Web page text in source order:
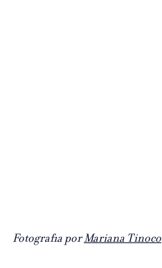
Fotografia por Mariana Tinoco